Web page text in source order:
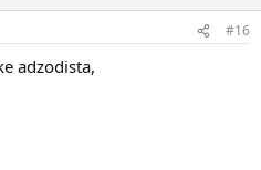
#16
adzodista,